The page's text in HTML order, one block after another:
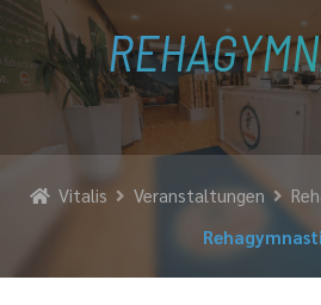
Vitalis Veranstaltungen